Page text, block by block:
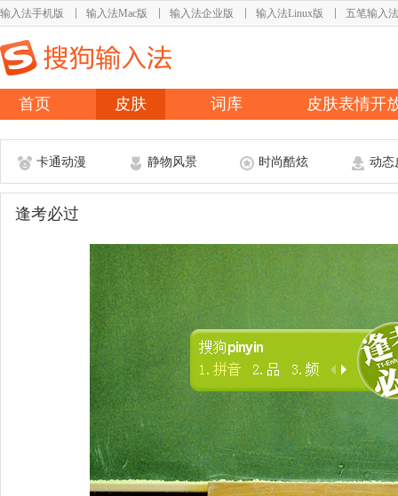
输入法手机版 输入法Mac版 输入法企业版 输入法Linux版 五笔输入法
首页 皮肤 词库 皮肤表情开
卡通动漫 静物风景 时尚酷炫 动态
逢考必过